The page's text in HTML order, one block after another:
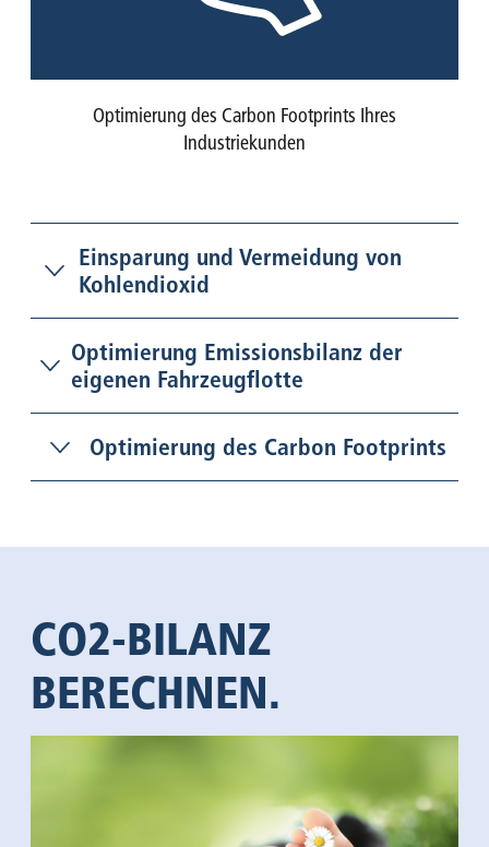
Optimierung des Carbon Footprints Ihres
Industriekunden
Einsparung und Vermeidung von
Kohlendioxid
Optimierung Emissionsbilanz der
eigenen Fahrzeugflotte
Optimierung des Carbon Footprints
CO2-BILANZ
BERECHNEN.